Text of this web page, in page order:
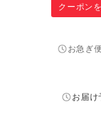
クーポン
お急ぎ
お届け